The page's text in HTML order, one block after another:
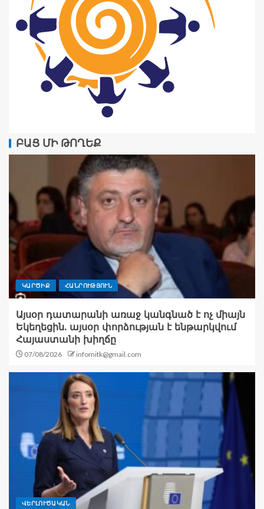
ԲԱՑ ՄԻ ԹՈՂԵՔ
ԿԱՐԾԻՔ ՀԱՆՐՈՒԹՅՈՒՆ
Այսօր դատարանի առաջ կանգնած է ոչ միայն
Եկեղեցին. այսօր փորձության է ենթարկվում
Հայաստանի խիղճը
07/08/2026 infomitk@gmail.com
ՎԵՐԼՈՒԾԱԿԱՆ